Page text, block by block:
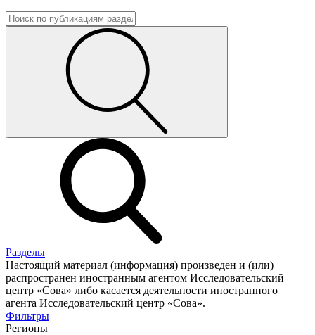
Разделы
Настоящий материал (информация) произведен и (или)
распространен иностранным агентом Исследовательский
центр «Сова» либо касается деятельности иностранного
агента Исследовательский центр «Сова».
Фильтры
Регионы